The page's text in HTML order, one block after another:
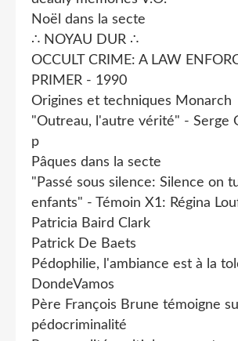
Noël dans la secte
∴ NOYAU DUR ∴
OCCULT CRIME: A LAW
PRIMER - 1990
Origines et techniques Monarch
"Outreau, l'autre vérité" - Serge
p
Pâques dans la secte
"Passé sous silence: Silence on
enfants" - Témoin X1: Régina
Patricia Baird Clark
Patrick De Baets
Pédophilie, l'ambiance est à la
DondeVamos
Père François Brune témoigne
pédocriminalité